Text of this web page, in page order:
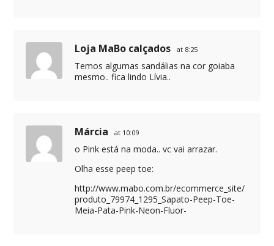
Loja MaBo calçados at 8:25
Temos algumas sandálias na cor goiaba
mesmo.. fica lindo Lívia..
Márcia at 10:09
o Pink está na moda.. vc vai arrazar.
Olha esse peep toe:
http://www.mabo.com.br/ecommerce_site/
produto_79974_1295_Sapato-Peep-Toe-
Meia-Pata-Pink-Neon-Fluor-